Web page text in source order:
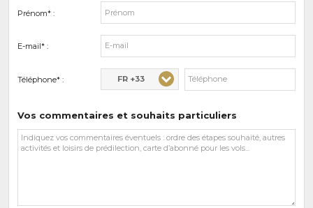
Prénom* :
E-mail* :
Téléphone* : FR +33
Vos commentaires et souhaits particuliers
Vos
commentaires